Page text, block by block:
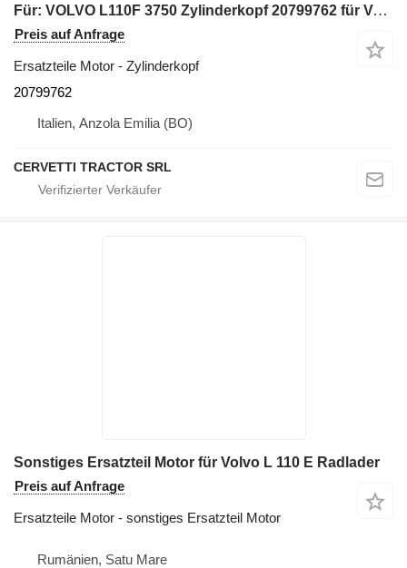
Für: VOLVO L110F 3750 Zylinderkopf 20799762 für Volvo L110F Radlader
Preis auf Anfrage
Ersatzteile Motor - Zylinderkopf
20799762
Italien, Anzola Emilia (BO)
CERVETTI TRACTOR SRL
Sonstiges Ersatzteil Motor für Volvo L 110 E Radlader
Preis auf Anfrage
Ersatzteile Motor - sonstiges Ersatzteil Motor
Rumänien, Satu Mare